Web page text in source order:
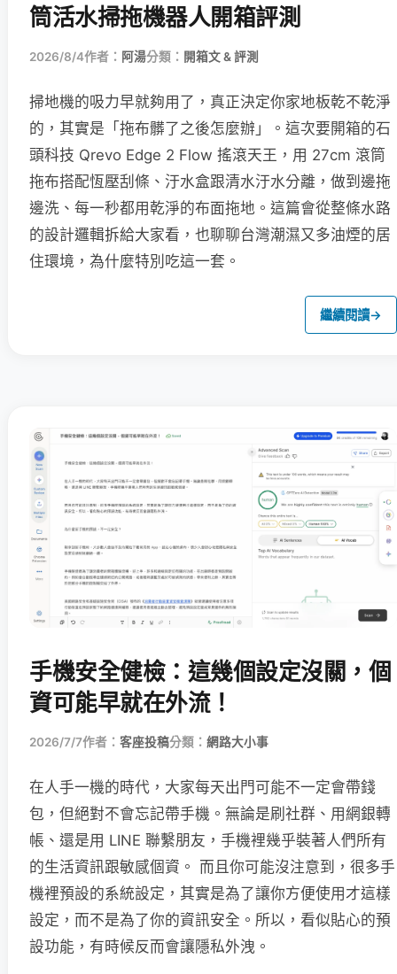
筒活水掃拖機器人開箱評測
2026/8/4作者： 阿湯分類： 開箱文 & 評測
掃地機的吸力早就夠用了，真正決定你家地板乾不乾淨
的，其實是「拖布髒了之後怎麼辦」。這次要開箱的石
頭科技 Qrevo Edge 2 Flow 搖滾天王，用 27cm 滾筒
拖布搭配恆壓刮條、汙水盒跟清水汙水分離，做到邊拖
邊洗、每一秒都用乾淨的布面拖地。這篇會從整條水路
的設計邏輯拆給大家看，也聊聊台灣潮濕又多油煙的居
住環境，為什麼特別吃這一套。
繼續閱讀→
手機安全健檢：這幾個設定沒關，個
資可能早就在外流！
2026/7/7作者： 客座投稿分類： 網路大小事
在人手一機的時代，大家每天出門可能不一定會帶錢
包，但絕對不會忘記帶手機。無論是刷社群、用網銀轉
帳、還是用 LINE 聯繫朋友，手機裡幾乎裝著人們所有
的生活資訊跟敏感個資。 而且你可能沒注意到，很多手
機裡預設的系統設定，其實是為了讓你方便使用才這樣
設定，而不是為了你的資訊安全。所以，看似貼心的預
設功能，有時候反而會讓隱私外洩。